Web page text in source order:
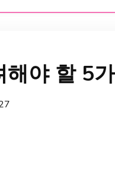
야 할 5